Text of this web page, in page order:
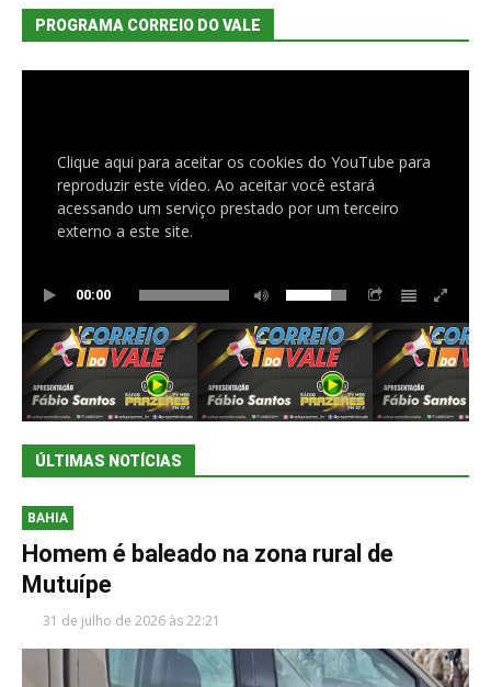
PROGRAMA CORREIO DO VALE
Clique aqui para aceitar os cookies do YouTube para
reproduzir este vídeo. Ao aceitar você estará
acessando um serviço prestado por um terceiro
externo a este site.
00:00
ÚLTIMAS NOTÍCIAS
BAHIA
Homem é baleado na zona rural de
Mutuípe
31 de julho de 2026 às 22:21